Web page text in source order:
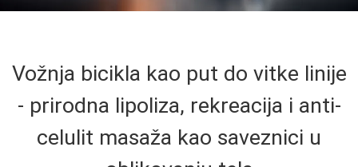
Vožnja bicikla kao put do vitke linije
- prirodna lipoliza, rekreacija i anti-
celulit masaža kao saveznici u